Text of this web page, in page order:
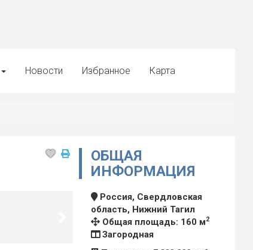
Новости Избранное Карта
ОБЩАЯ
ИНФОРМАЦИЯ
Россия, Свердловская
область, Нижний Тагил
Общая площадь: 160 м2
Загородная